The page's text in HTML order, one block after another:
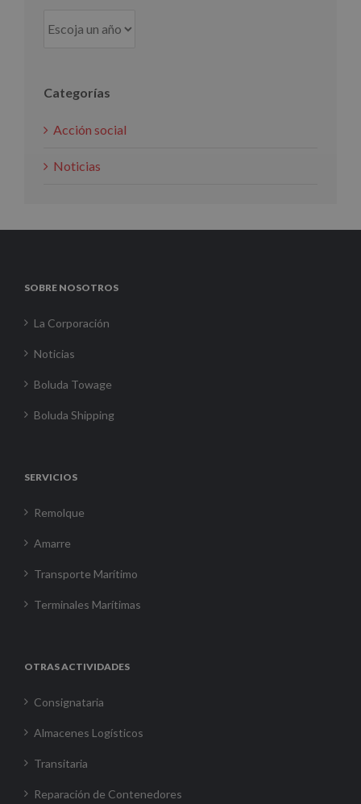
Categorías
Acción social
Noticias
SOBRE NOSOTROS
La Corporación
Noticias
Boluda Towage
Boluda Shipping
SERVICIOS
Remolque
Amarre
Transporte Marítimo
Terminales Marítimas
OTRAS ACTIVIDADES
Consignataria
Almacenes Logísticos
Transitaria
Reparación de Contenedores